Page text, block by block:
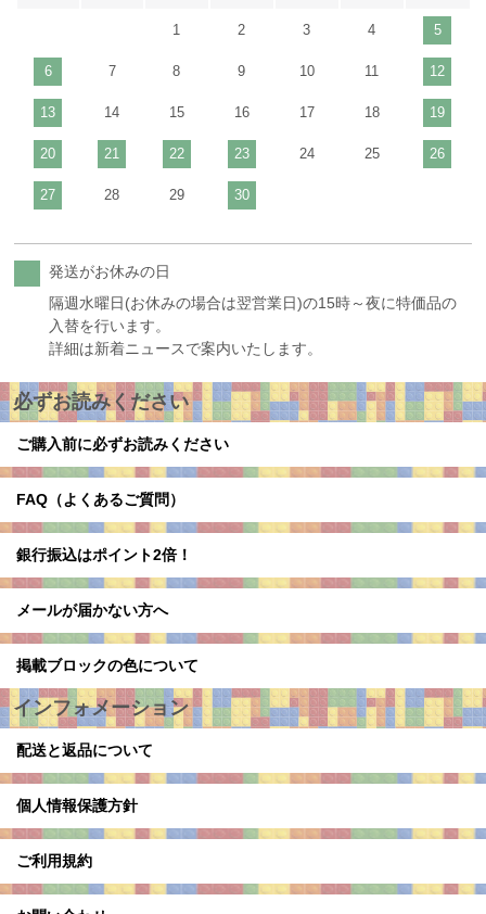
1 2 3 4 5
6 7 8 9 10 11 12
13 14 15 16 17 18 19
20 21 22 23 24 25 26
27 28 29 30
発送がお休みの日
隔週水曜日(お休みの場合は翌営業日)の15時～夜に特価品の
入替を行います。
詳細は新着ニュースで案内いたします。
必ずお読みください
ご購入前に必ずお読みください
FAQ（よくあるご質問）
銀行振込はポイント2倍！
メールが届かない方へ
掲載ブロックの色について
インフォメーション
配送と返品について
個人情報保護方針
ご利用規約